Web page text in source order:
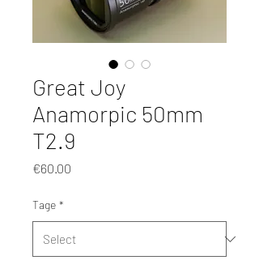
Great Joy
Anamorpic 50mm
T2.9
€60.00
Tage *